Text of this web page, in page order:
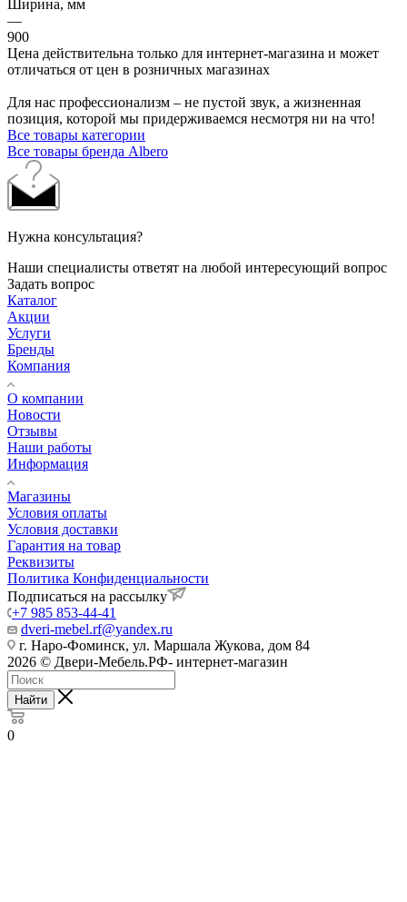
Ширина, мм
—
900
Цена действительна только для интернет-магазина и может
отличаться от цен в розничных магазинах
Для нас профессионализм – не пустой звук, а жизненная
позиция, которой мы придерживаемся несмотря ни на что!
Все товары категории
Все товары бренда Albero
Нужна консультация?
Наши специалисты ответят на любой интересующий вопрос
Задать вопрос
Каталог
Акции
Услуги
Бренды
Компания
О компании
Новости
Отзывы
Наши работы
Информация
Магазины
Условия оплаты
Условия доставки
Гарантия на товар
Реквизиты
Политика Конфиденциальности
Подписаться на рассылку
+7 985 853-44-41
dveri-mebel.rf@yandex.ru
г. Наро-Фоминск, ул. Маршала Жукова, дом 84
2026 © Двери-Мебель.РФ- интернет-магазин
Найти
0